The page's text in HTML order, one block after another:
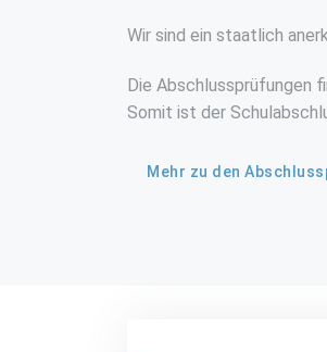
Wir sind ein staatlich
Die Abschlussprüfungen
Somit ist der
Mehr zu den